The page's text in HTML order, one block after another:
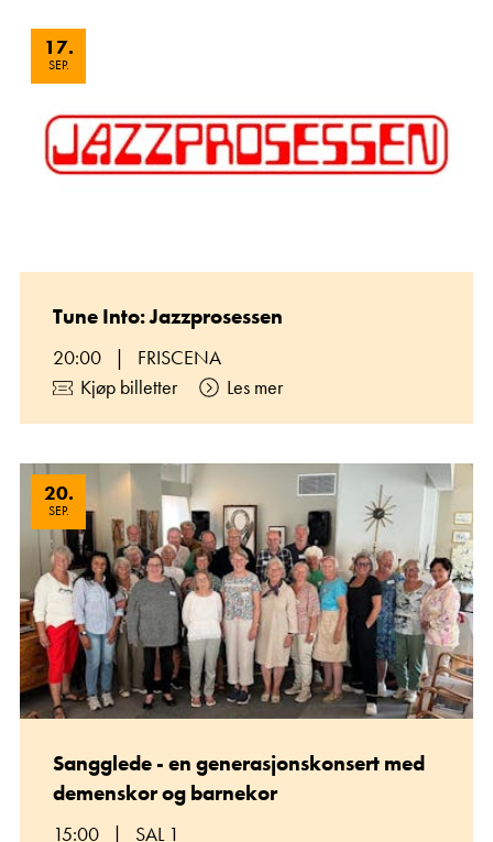
17.
SEP.
Tune Into: Jazzprosessen
20:00 |
FRISCENA
Kjøp billetter
Les mer
20.
SEP.
Sangglede - en generasjonskonsert med
demenskor og barnekor
15:00 |
SAL 1